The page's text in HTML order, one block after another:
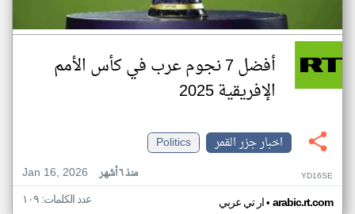
أفضل 7 نجوم عرب في كأس الأمم
الإفريقية 2025
اخبار جزر القمر
Politics
Jan 16, 2026
منذ ٦ أشهر YD16SE
ار تي عربي• arabic.rt.com عدد الكلمات: ١٠٩